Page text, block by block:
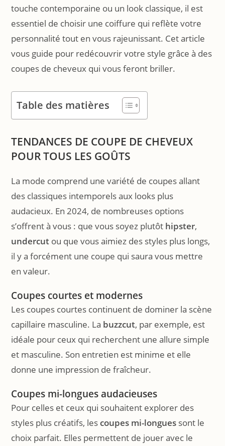
touche contemporaine ou un look classique, il est
essentiel de choisir une coiffure qui reflète votre
personnalité tout en vous rajeunissant. Cet article
vous guide pour redécouvrir votre style grâce à des
coupes de cheveux qui vous feront briller.
Table des matières
TENDANCES DE COUPE DE CHEVEUX
POUR TOUS LES GOÛTS
La mode comprend une variété de coupes allant
des classiques intemporels aux looks plus
audacieux. En 2024, de nombreuses options
s’offrent à vous : que vous soyez plutôt hipster,
undercut ou que vous aimiez des styles plus longs,
il y a forcément une coupe qui saura vous mettre
en valeur.
Coupes courtes et modernes
Les coupes courtes continuent de dominer la scène
capillaire masculine. La buzzcut, par exemple, est
idéale pour ceux qui recherchent une allure simple
et masculine. Son entretien est minime et elle
donne une impression de fraîcheur.
Coupes mi-longues audacieuses
Pour celles et ceux qui souhaitent explorer des
styles plus créatifs, lescoupes mi-longues sont le
choix parfait. Elles permettent de jouer avec le